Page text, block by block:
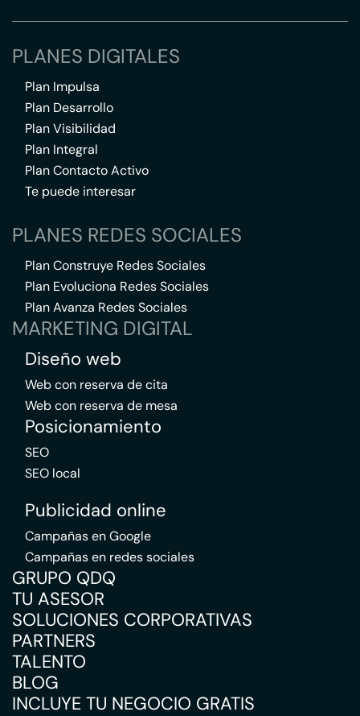
PLANES DIGITALES
Plan Impulsa
Plan Desarrollo
Plan Visibilidad
Plan Integral
Plan Contacto Activo
Te puede interesar
PLANES REDES SOCIALES
Plan Construye Redes Sociales
Plan Evoluciona Redes Sociales
Plan Avanza Redes Sociales
MARKETING DIGITAL
Diseño web
Web con reserva de cita
Web con reserva de mesa
Posicionamiento
SEO
SEO local
Publicidad online
Campañas en Google
Campañas en redes sociales
GRUPO QDQ
TU ASESOR
SOLUCIONES CORPORATIVAS
PARTNERS
TALENTO
BLOG
INCLUYE TU NEGOCIO GRATIS